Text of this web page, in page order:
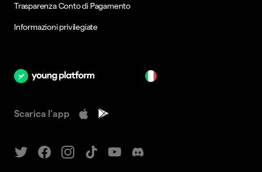
Trasparenza Conto di Pagamento
Informazioni privilegiate
Scarica l'app